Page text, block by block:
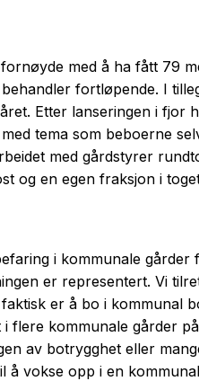
med å ha fått 79
fortløpende. I
Etter lanseringen i
tema som beboerne
med gårdstyrer
og en egen fraksjon i
i kommunale
er representert. Vi
er å bo i kommunal
flere kommunale gårder
av botrygghet eller
å vokse opp i en